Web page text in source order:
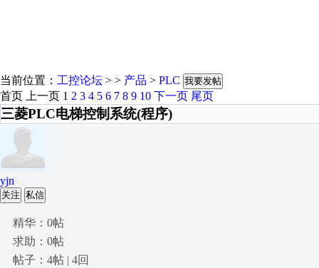
当前位置： 工控论坛 > > 产品 > PLC 我要发帖
首页 上一页 1 2 3 4 5 6 7 8 9 10 下一页 尾页
三菱PLC电梯控制系统(程序)
yjn
关注 私信
精华：0帖
求助：0帖
帖子：4帖 | 4回